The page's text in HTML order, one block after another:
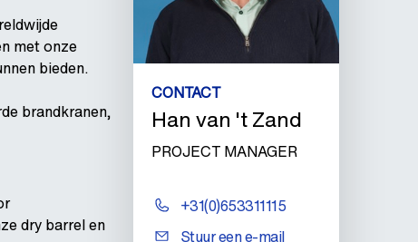
met onze
bieden.
brandkranen,
dry barrel en
CONTACT
Han van 't Zand
PROJECT MANAGER
+31(0)653311115
Stuur een e-mail